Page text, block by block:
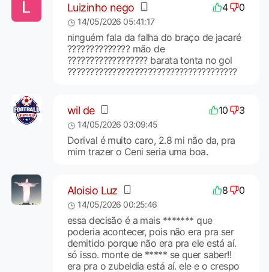
Luizinho nego 4 0
14/05/2026 05:41:17
ninguém fala da falha do braço de jacaré
?????????????? mão de
?????????????????? barata tonta no gol
??????????????????????????????????????
wil de 10 3
14/05/2026 03:09:45
Dorival é muito caro, 2.8 mi não da, pra
mim trazer o Ceni seria uma boa.
Aloisio Luz 8 0
14/05/2026 00:25:46
essa decisão é a mais ******* que
poderia acontecer, pois não era pra ser
demitido porque não era pra ele está aí.
só isso. monte de ***** se quer saber!!
era pra o zubeldia está aí. ele e o crespo